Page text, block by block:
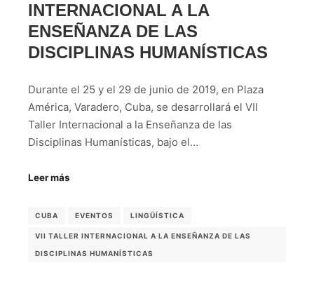
INTERNACIONAL A LA
ENSEÑANZA DE LAS
DISCIPLINAS HUMANÍSTICAS
Durante el 25 y el 29 de junio de 2019, en Plaza
América, Varadero, Cuba, se desarrollará el VII
Taller Internacional a la Enseñanza de las
Disciplinas Humanísticas, bajo el…
Leer más
CUBA EVENTOS LINGÜÍSTICA
VII TALLER INTERNACIONAL A LA ENSEÑANZA DE LAS
DISCIPLINAS HUMANÍSTICAS